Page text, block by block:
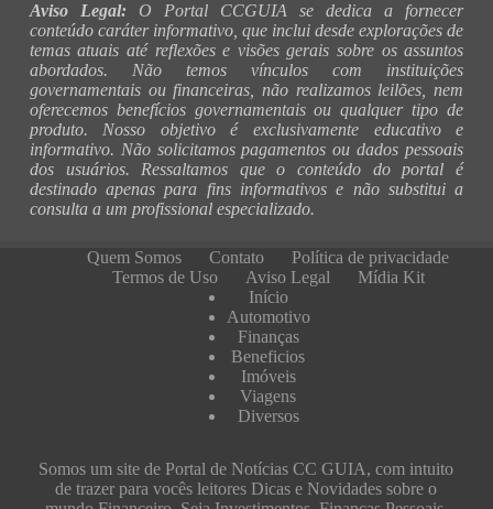
Aviso Legal: O Portal CCGUIA se dedica a fornecer
conteúdo caráter informativo, que inclui desde explorações de
temas atuais até reflexões e visões gerais sobre os assuntos
abordados. Não temos vínculos com instituições
governamentais ou financeiras, não realizamos leilões, nem
oferecemos benefícios governamentais ou qualquer tipo de
produto. Nosso objetivo é exclusivamente educativo e
informativo. Não solicitamos pagamentos ou dados pessoais
dos usuários. Ressaltamos que o conteúdo do portal é
destinado apenas para fins informativos e não substitui a
consulta a um profissional especializado.
Quem Somos Contato
Política de privacidade
Termos de Uso
Aviso Legal
Mídia Kit
Início
Automotivo
Finanças
Beneficios
Imóveis
Viagens
Diversos
Somos um site de Portal de Notícias CC GUIA, com intuito
de trazer para vocês leitores Dicas e Novidades sobre o